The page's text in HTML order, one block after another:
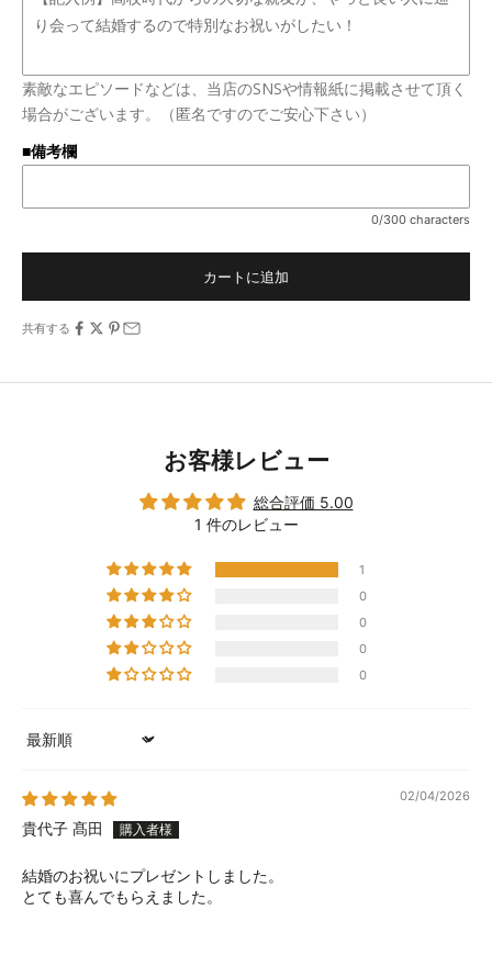
素敵なエピソードなどは、当店のSNSや情報紙に掲載させて頂く
場合がございます。（匿名ですのでご安心下さい）
■備考欄
0/300 characters
カートに追加
共有する
お客様レビュー
総合評価 5.00
1 件のレビュー
1
0
0
0
0
Sort by
02/04/2026
貴代子 髙田
結婚のお祝いにプレゼントしました。
とても喜んでもらえました。